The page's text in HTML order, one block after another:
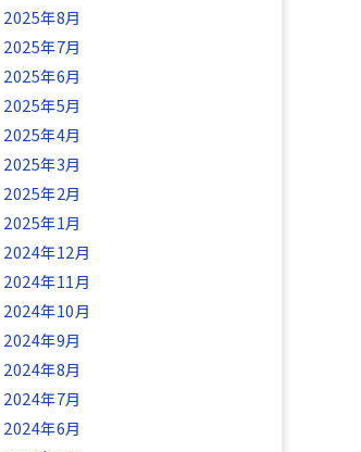
2025年8月
2025年7月
2025年6月
2025年5月
2025年4月
2025年3月
2025年2月
2025年1月
2024年12月
2024年11月
2024年10月
2024年9月
2024年8月
2024年7月
2024年6月